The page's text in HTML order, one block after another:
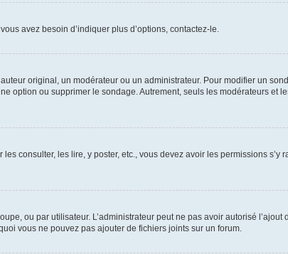
avez besoin d’indiquer plus d’options, contactez-le.
original, un modérateur ou un administrateur. Pour modifier un
option ou supprimer le sondage. Autrement, seuls les modérateurs
consulter, les lire, y poster, etc., vous devez avoir les permissions
ou par utilisateur. L’administrateur peut ne pas avoir autorisé
vous ne pouvez pas ajouter de fichiers joints sur un forum.